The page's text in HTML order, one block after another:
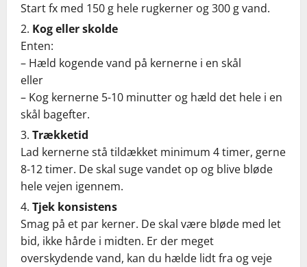
Start fx med 150 g hele rugkerner og 300 g vand.
Kog eller skolde
Enten:
– Hæld kogende vand på kernerne i en skål
eller
– Kog kernerne 5-10 minutter og hæld det hele i en
skål bagefter.
Trækketid
Lad kernerne stå tildækket minimum 4 timer, gerne
8-12 timer. De skal suge vandet op og blive bløde
hele vejen igennem.
Tjek konsistens
Smag på et par kerner. De skal være bløde med let
bid, ikke hårde i midten. Er der meget
overskydende vand, kan du hælde lidt fra og veje